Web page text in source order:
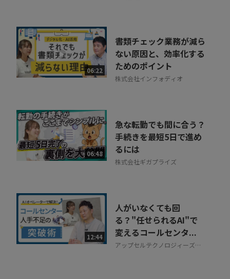
06:22
書類チェック業務が減ら
ない原因と、効率化する
ためのポイント
株式会社インフォディオ
06:48
急な転勤でも間に合う？
手続きを最短5日で進め
るには
株式会社ギガプライズ
12:44
人がいなくても回
る？"任せられるAI"で
変えるコールセンタ...
アップセルテクノロジィーズ株